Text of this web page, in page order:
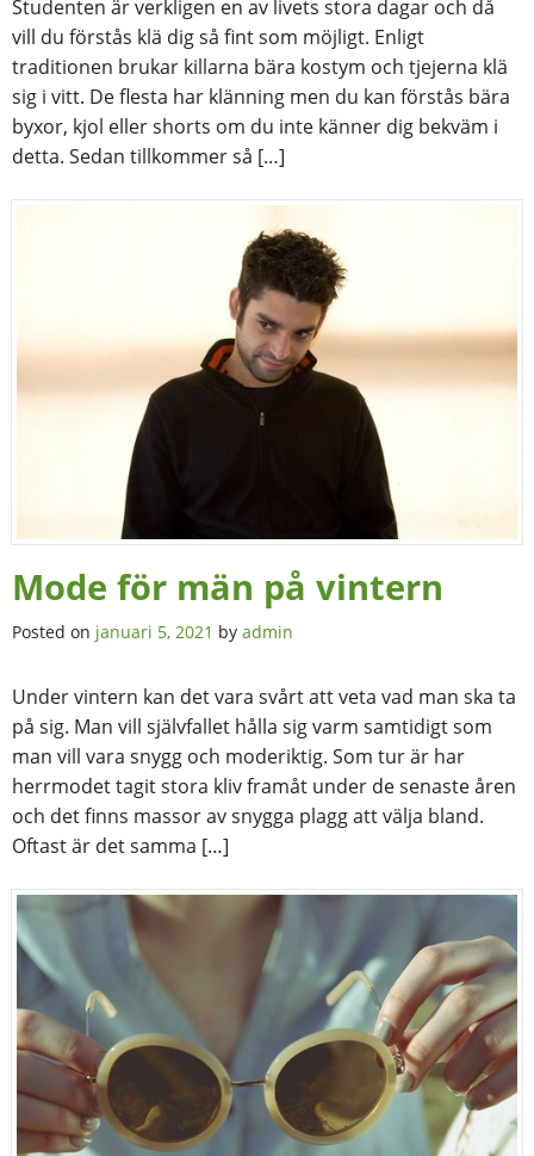
Studenten är verkligen en av livets stora dagar och då
vill du förstås klä dig så fint som möjligt. Enligt
traditionen brukar killarna bära kostym och tjejerna klä
sig i vitt. De flesta har klänning men du kan förstås bära
byxor, kjol eller shorts om du inte känner dig bekväm i
detta. Sedan tillkommer så […]
Mode för män på vintern
Posted on januari 5, 2021 by admin
Under vintern kan det vara svårt att veta vad man ska ta
på sig. Man vill självfallet hålla sig varm samtidigt som
man vill vara snygg och moderiktig. Som tur är har
herrmodet tagit stora kliv framåt under de senaste åren
och det finns massor av snygga plagg att välja bland.
Oftast är det samma […]